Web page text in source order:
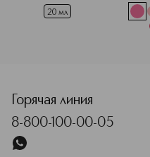
20 мл
Горячая линия
8-800-100-00-05